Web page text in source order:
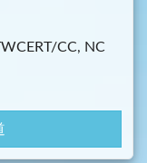
CC, NC